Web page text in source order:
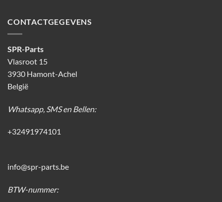
CONTACTGEGEVENS
SPR-Parts
Vlasroot 15
3930 Hamont-Achel
België
Whatsapp, SMS en Bellen:
+32491974101
info@spr-parts.be
BTW-nummer: